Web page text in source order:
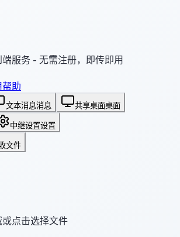
服务 - 无需注册，即传即用
助
文本消息消息 共享桌面桌面
中继设置设置
文件
点击选择文件